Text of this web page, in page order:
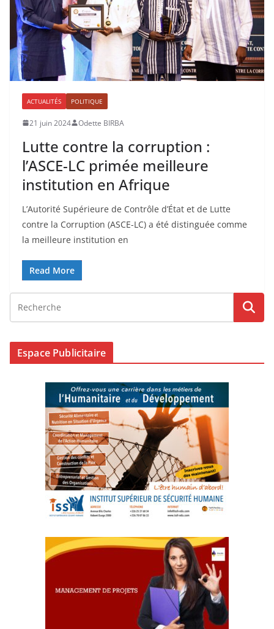
ACTUALITÉS POLITIQUE
21 juin 2024 Odette BIRBA
Lutte contre la corruption :
l’ASCE-LC primée meilleure
institution en Afrique
L’Autorité Supérieure de Contrôle d’État et de Lutte
contre la Corruption (ASCE-LC) a été distinguée comme
la meilleure institution en
Read More
Espace Publicitaire